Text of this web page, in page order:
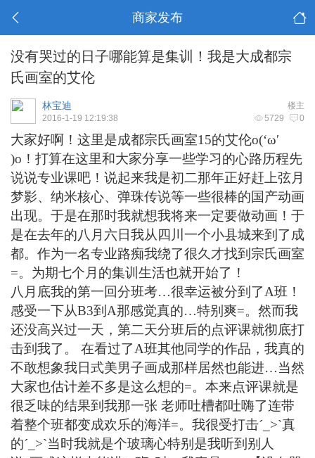
商家发布
没有哭过的日子哪能算是集训！我是大成都宗
氏画室的艾伦
楼主
林宝迪
5729 0
2016-1-19 12:19:38
大家好啊！这里是成都宗氏画室15的艾伦o(‘ω′
)o！ 打算在这里和大家分享一些学习的心路历程先
说说专业课吧！说起来我是初二那年正好赶上弦月
梦影、纳米核心、弹珠传说等一些很棒的国产动画
出现。于是在那时我就想我将来一定要做动画！于
是在去年的八月六日我从 四川一个小县城来到了 成
都。作为一名专业路痴我绕了很久才找到 宗氏画室
=。为期七个月的集训生活也就开始了！
八月底我的第一回分班考…很幸运被分到了A班！
感受一下从B3到A那感觉真的…特别爽=。然而我
还没高兴过一天，第二天分班后的点评课就彻底打
击到我了。 在看过了A班其他同学的作品，我真的
不敢想象我日式美男子画成那样居然也能进…当然
大家也估计差不多是这么想的=。本来点评课就是
很乏味的结果到我那一张 老师吐槽都吐嗨了连带
着整个班都变成欢乐的海洋=。我很受打击ˊ_>ˋ真
的ˊ_>ˋ当时我就是个玻璃心特别是我听到别人